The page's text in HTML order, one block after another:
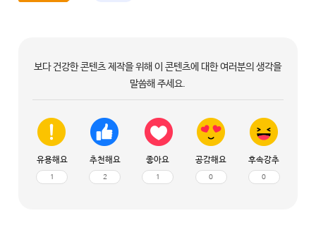
보다 건강한 콘텐츠 제작을 위해 이 콘텐츠에 대한 여러분의 생각을
말씀해 주세요.
유용해요
1
추천해요
2
좋아요
1
공감해요
0
후속강추
0